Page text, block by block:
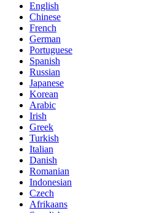
English
Chinese
French
German
Portuguese
Spanish
Russian
Japanese
Korean
Arabic
Irish
Greek
Turkish
Italian
Danish
Romanian
Indonesian
Czech
Afrikaans